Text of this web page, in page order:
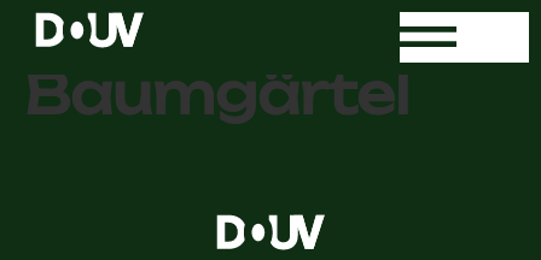
Dr. Kerstin
Baumgärtel